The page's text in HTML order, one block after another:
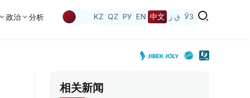
政治 分析 KZ QZ РУ EN 中文 ق ز ЎЗ
相关新闻